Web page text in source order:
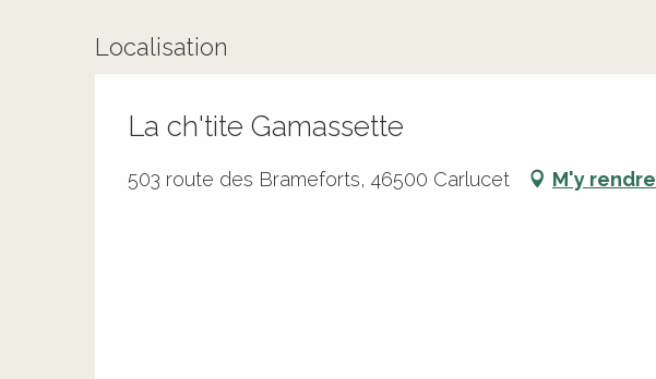
Localisation
La ch'tite Gamassette
503 route des Brameforts, 46500 Carlucet M'y rendre